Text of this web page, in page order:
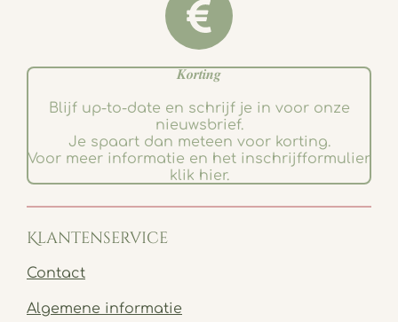
𝑲𝒐𝒓𝒕𝒊𝒏𝒈
Blijf up-to-date en schrijf je in voor onze
nieuwsbrief.
Je spaart dan meteen voor korting.
Voor meer informatie en het inschrijfformulier
klik hier.
Klantenservice
Contact
Algemene informatie